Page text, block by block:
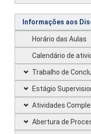
Informações aos
Horário das Aulas
Calendário de
Trabalho de
Estágio
Atividades
Abertura de